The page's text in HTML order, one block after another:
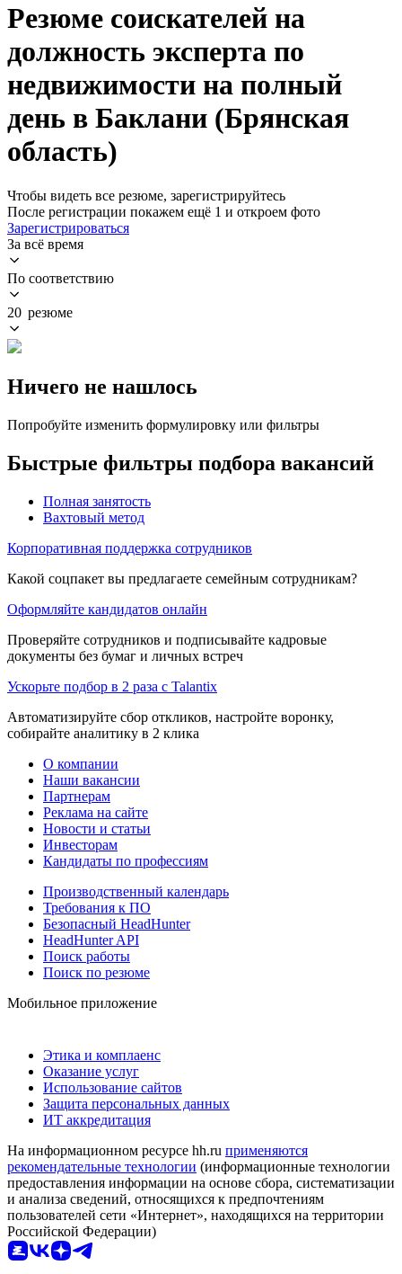
Резюме соискателей на
должность эксперта по
недвижимости на полный
день в Баклани (Брянская
область)
Чтобы видеть все резюме, зарегистрируйтесь
После регистрации покажем ещё 1 и откроем фото
Зарегистрироваться
За всё время
По соответствию
20 резюме
Ничего не нашлось
Попробуйте изменить формулировку или фильтры
Быстрые фильтры подбора вакансий
Полная занятость
Вахтовый метод
Корпоративная поддержка сотрудников
Какой соцпакет вы предлагаете семейным сотрудникам?
Оформляйте кандидатов онлайн
Проверяйте сотрудников и подписывайте кадровые
документы без бумаг и личных встреч
Ускорьте подбор в 2 раза с Talantix
Автоматизируйте сбор откликов, настройте воронку,
собирайте аналитику в 2 клика
О компании
Наши вакансии
Партнерам
Реклама на сайте
Новости и статьи
Инвесторам
Кандидаты по профессиям
Производственный календарь
Требования к ПО
Безопасный HeadHunter
HeadHunter API
Поиск работы
Поиск по резюме
Мобильное приложение
Этика и комплаенс
Оказание услуг
Использование сайтов
Защита персональных данных
ИТ аккредитация
На информационном ресурсе hh.ru применяются
рекомендательные технологии (информационные технологии
предоставления информации на основе сбора, систематизации
и анализа сведений, относящихся к предпочтениям
пользователей сети «Интернет», находящихся на территории
Российской Федерации)